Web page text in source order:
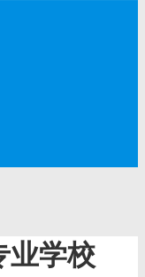
业学校